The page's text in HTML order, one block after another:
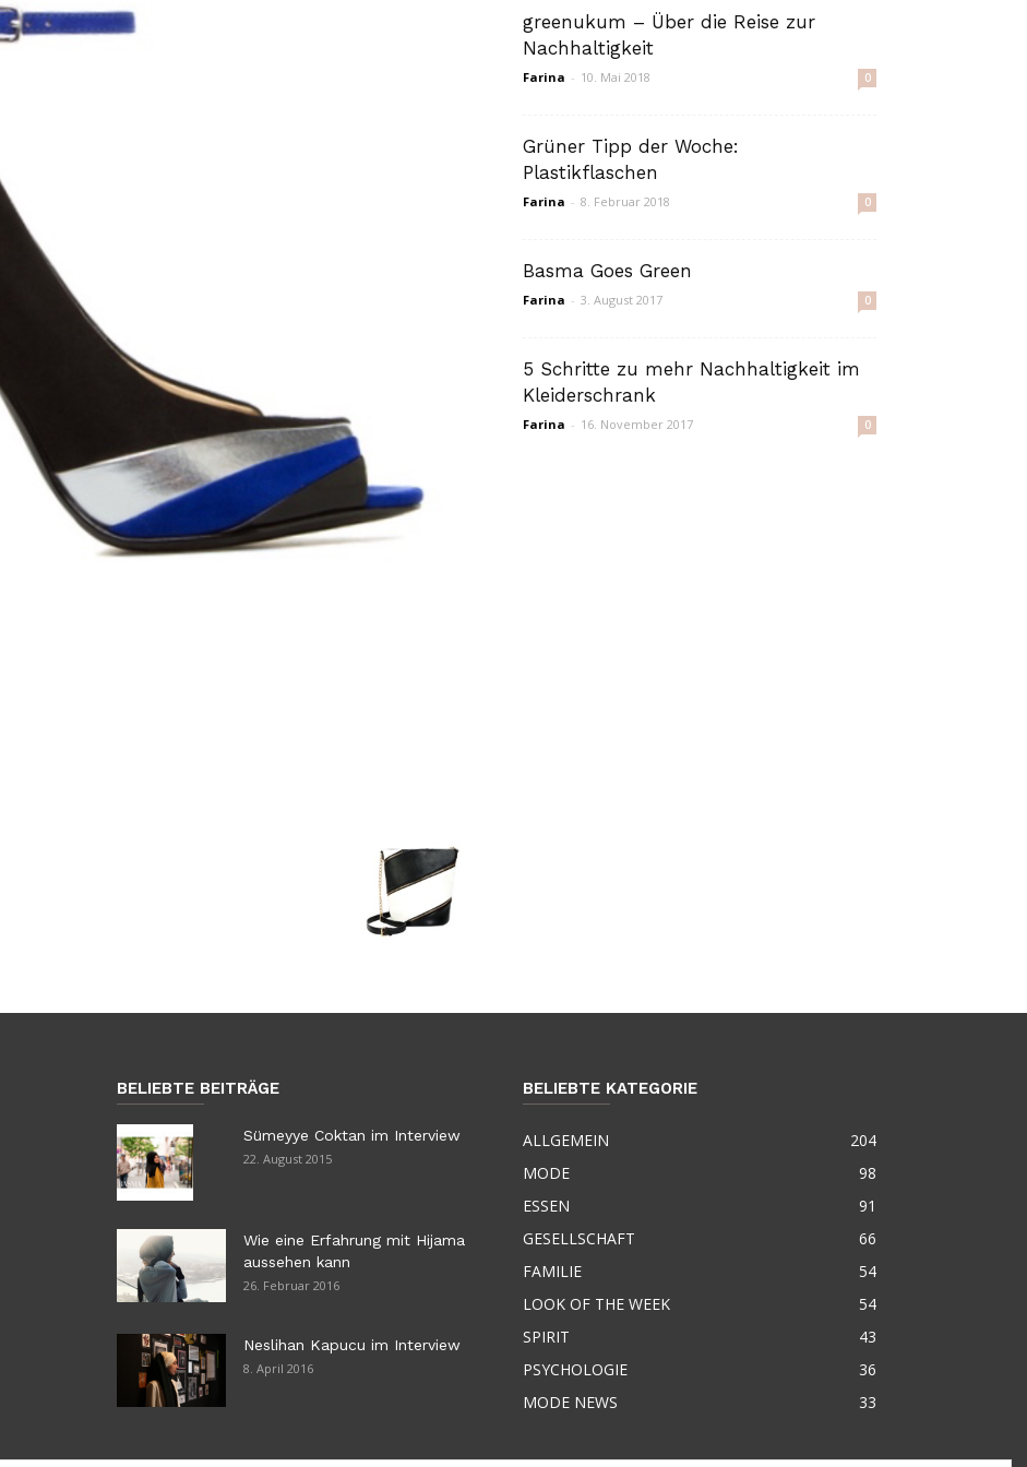
greenukum – Über die Reise zur
Nachhaltigkeit
Farina - 10. Mai 2018 0
Grüner Tipp der Woche:
Plastikflaschen
Farina - 8. Februar 2018 0
Basma Goes Green
Farina - 3. August 2017 0
5 Schritte zu mehr Nachhaltigkeit im
Kleiderschrank
Farina - 16. November 2017 0
BELIEBTE BEITRÄGE
Sümeyye Coktan im Interview
22. August 2015
Wie eine Erfahrung mit Hijama
aussehen kann
26. Februar 2016
Neslihan Kapucu im Interview
8. April 2016
BELIEBTE KATEGORIE
ALLGEMEIN
204
MODE
98
ESSEN
91
GESELLSCHAFT
66
FAMILIE
54
LOOK OF THE WEEK
54
SPIRIT
43
PSYCHOLOGIE
36
MODE NEWS
33